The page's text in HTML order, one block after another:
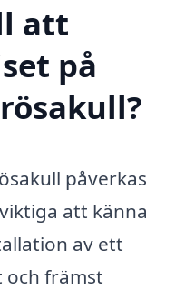
att
på
påverkas
att känna
av ett
och främst